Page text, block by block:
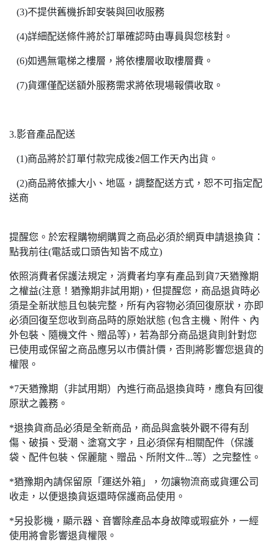
(3)不提供舊機拆卸安裝與回收服務
(4)詳細配送條件將於訂單確認時由專員與您核對。
(6)如遇無電梯之樓層，將依樓層收取樓層費。
(7)貨運僅配送額外服務需求將依現場報價收取。
3.影音產品配送
(1)商品將於訂單付款完成後2個工作天內出貨。
(2)商品將依據大小、地區，調整配送方式，恕不可指定配
送商
提醒您。於宏程購物網購買之商品必須於網頁申請退換貨：
點我前往(電話或口頭告知皆不成立)
依照消費者保護法規定，消費者均享有產品到貨7天猶豫期
之權益(注意！猶豫期非試用期)，但提醒您，商品退貨時必
須是全新狀態且包裝完整，所有內容物必須回復原狀，亦即
必須回復至您收到商品時的原始狀態 (包含主機、附件、內
外包裝、隨機文件、贈品等)，若為部分商品退貨則針對您
已使用或保留之商品應另以市價計價，否則將影響您退貨的
權限。
*7天猶豫期（非試用期）內進行商品退換貨時，應負有回復
原狀之義務。
*退換貨商品必須是全新商品，商品與盒裝外觀不得有刮
傷、破損、受潮、塗寫文字，且必須保有相關配件（保護
袋、配件包裝、保麗龍、贈品、所附文件...等）之完整性。
*猶豫期內請保留原「運送外箱」，勿讓物流商或貨運公司
收走，以便退換貨返還時保護商品使用。
*另投影機，顯示器、音響除產品本身故障或瑕疵外，一經
使用將會影響退貨權限。